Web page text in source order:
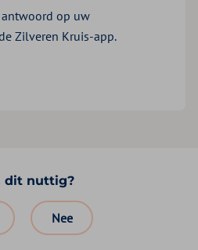
op uw
Zilveren Kruis-app.
dit nuttig?
Nee